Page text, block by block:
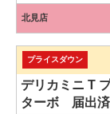
北見店
プライスダウン
デリカミニ T
ターボ 届出済